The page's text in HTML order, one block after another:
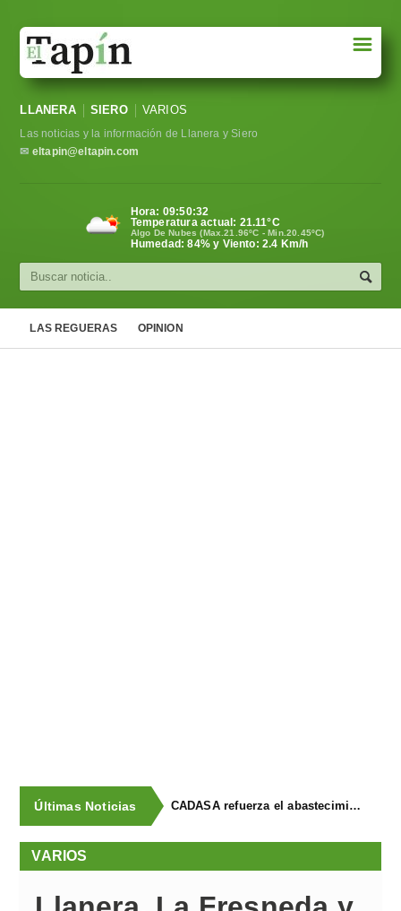
Sociedad
Política
Cultura
☰
LLANERA SIERO VARIOS
Las noticias y la información de Llanera y Siero
✉ eltapin@eltapin.com
Hora: 09:50:32
Temperatura actual: 21.11°C
Algo De Nubes (Max.21.96ºC - Min.20.45ºC)
Humedad: 84% y Viento: 2.4 Km/h
LAS REGUERAS OPINION
Últimas Noticias La Fiscalía solicita 4 años de prisión y multa para cada uno de los dos acusados de provocar de forma intencionada un incendio en Llanera en 2023, que obligó a evacuar a vecinos por la cercanía de las llamas
VARIOS